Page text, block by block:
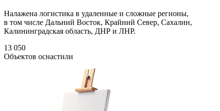
Налажена логистика в удаленные и сложные регионы,
в том числе Дальний Восток, Крайний Север, Сахалин,
Калининградская область, ДНР и ЛНР.
13 050
Объектов оснастили